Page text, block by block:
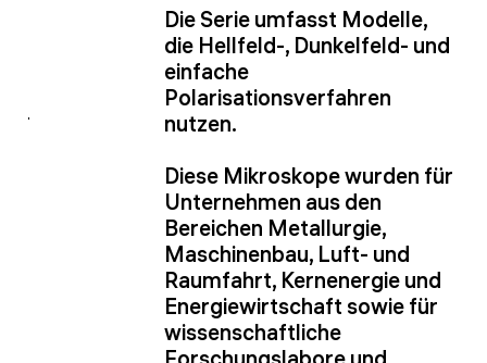
Die Serie umfasst Modelle,
die Hellfeld-, Dunkelfeld- und
einfache
Polarisationsverfahren
nutzen.
Diese Mikroskope wurden für
Unternehmen aus den
Bereichen Metallurgie,
Maschinenbau, Luft- und
Raumfahrt, Kernenergie und
Energiewirtschaft sowie für
wissenschaftliche